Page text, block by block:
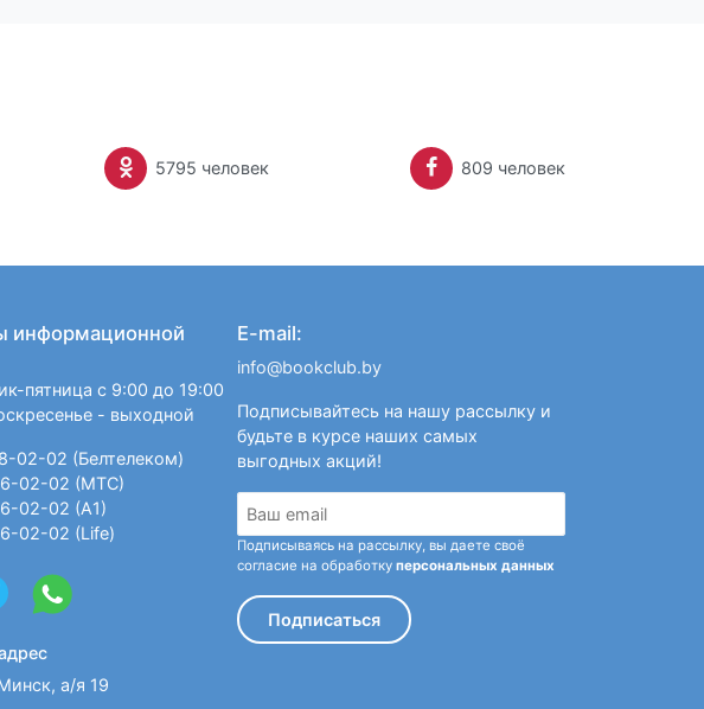
5795 человек 809 человек
информационной
пятница с 9:00 до 19:00
- выходной
02-02 (Белтелеком)
02-02 (МТС)
02-02 (А1)
02-02 (Life)
а/я 19
E-mail:
info@bookclub.by
Подписывайтесь на нашу рассылку и
будьте в курсе наших самых
выгодных акций!
Подписываясь на рассылку, вы даете своё
согласие на обработку персональных данных
Подписаться